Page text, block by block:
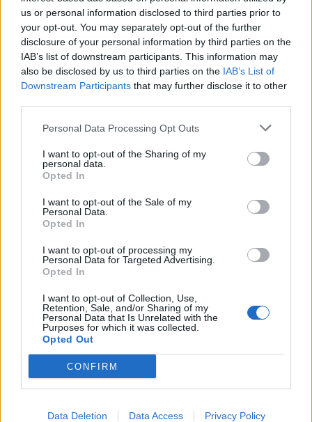
us or personal information disclosed to third parties prior to
your opt-out. You may separately opt-out of the further
disclosure of your personal information by third parties on the
IAB’s list of downstream participants. This information may
also be disclosed by us to third parties on the IAB’s List of
Downstream Participants that may further disclose it to other
Personal Data Processing Opt Outs
I want to opt-out of the Sharing of my
personal data.
Opted In
I want to opt-out of the Sale of my
Personal Data.
Opted In
I want to opt-out of processing my
Personal Data for Targeted Advertising.
Opted In
I want to opt-out of Collection, Use,
Retention, Sale, and/or Sharing of my
Personal Data that Is Unrelated with the
Purposes for which it was collected.
Opted Out
CONFIRM
Data Deletion Data Access Privacy Policy
Viegls pieskāriens
Roka uz pleca, silta plauksta, viegla muguras
glāstīšana – fizisks kontakts palīdz ķermenim sajust
atbalstu. Turklāt svarīgi ir respektēt robežas: dodiet
bērnam izvēli – pieņemt pieskārienu vai ne. Pat
izstieptā plauksta, ko viņš var satvert, ja vien vēlas,
jau darbojas.
Elpojiet kopā
ja sāksiet paši elpot lēni un dziļi,bērns
automātiski
pielāgosies. Viņa elpa un sirds ritms pakāpeniski tiek
sinhronizēti ar blakus esošā pieaugušā. Tas ir
vienkāršs un iedarbīgs veids, kā ķermeni no
“Miera enkurs” pa rokai
Mīkstā rotaļlieta, pleds, mīļākā grāmatiņa vai
antistresa bumba – katram bērnam ir lietas, kas
atgriež kontroles un stabilitātes sajūtu. Vienkārši